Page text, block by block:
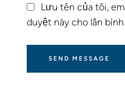
Lưu tên của tôi,
duyệt này cho lần
SEND MESSAGE